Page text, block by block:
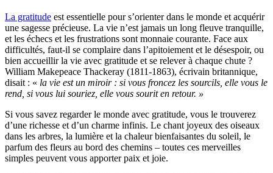
La gratitude est essentielle pour s’orienter dans le monde et acquérir
une sagesse précieuse. La vie n’est jamais un long fleuve tranquille,
et les échecs et les frustrations sont monnaie courante. Face aux
difficultés, faut-il se complaire dans l’apitoiement et le désespoir, ou
bien accueillir la vie avec gratitude et se relever à chaque chute ?
William Makepeace Thackeray (1811-1863), écrivain britannique,
disait : « la vie est un miroir : si vous froncez les sourcils, elle vous le
rend, si vous lui souriez, elle vous sourit en retour. »
Si vous savez regarder le monde avec gratitude, vous le trouverez
d’une richesse et d’un charme infinis. Le chant joyeux des oiseaux
dans les arbres, la lumière et la chaleur bienfaisantes du soleil, le
parfum des fleurs au bord des chemins – toutes ces merveilles
simples peuvent vous apporter paix et joie.